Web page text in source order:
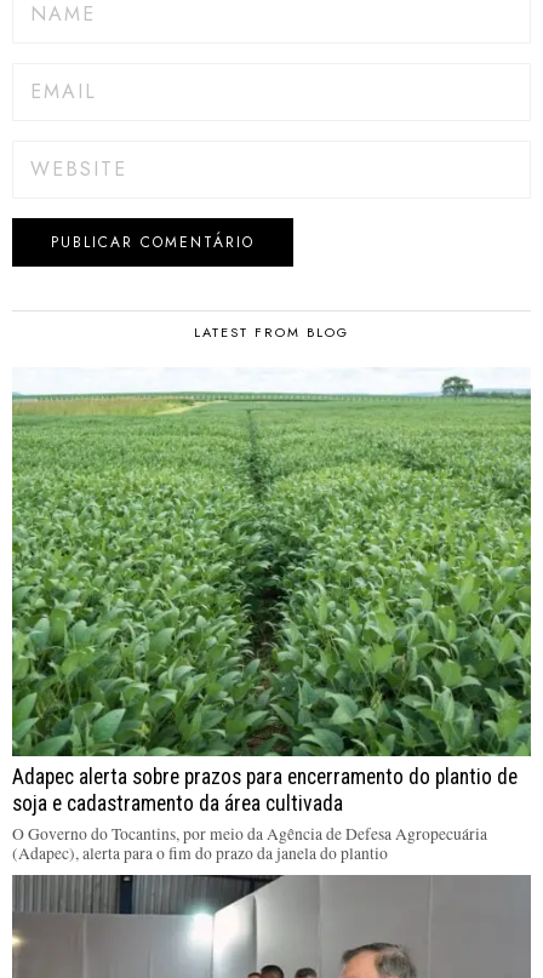
LATEST FROM BLOG
Adapec alerta sobre prazos para encerramento do plantio de
soja e cadastramento da área cultivada
O Governo do Tocantins, por meio da Agência de Defesa Agropecuária
(Adapec), alerta para o fim do prazo da janela do plantio